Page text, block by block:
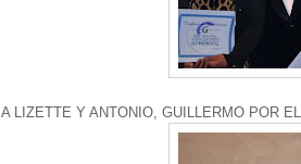
A LIZETTE Y ANTONIO, GUILLERMO POR